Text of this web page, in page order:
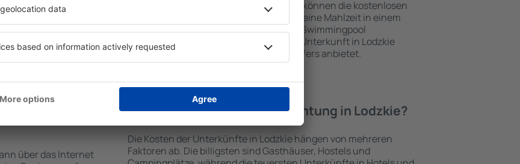
wird durch
der Sterne, die
und die
Dadurch
in Lodzkie
je nach Bedarf eine
Flug buchen.
Unterkünften verfügbar sind. Besucher können die kostenlosen
Parkplätze an der Unterkunft benutzen, eine Mahlzeit in einem
Restaurant bestellen oder ein Hotel mit Swimmingpool
auswählen. Sie können zusätzlich eine Unterkunft in Lodzkie
buchen, die den Gästen Flughafentransfers anbietet.
Lodzkie
über das Internet
Wie viel kostet eine Übernachtung in Lodzkie?
Die Kosten der Unterkünfte in Lodzkie hängen von mehreren
Faktoren ab. Die billigsten sind Gasthäuser, Hostels und